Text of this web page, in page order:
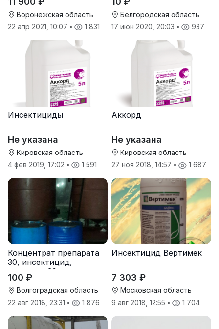
Воронежская область
22 апр 2021, 10:07 • 1 831
производителей
Белгородская область
17 июн 2020, 20:03 • 937
Инсектициды
Не указана
Кировская область
4 фев 2019, 17:02 • 1 591
Аккорд
Не указана
Кировская область
27 ноя 2018, 14:57 • 1 687
Концентрат препарата
30, инсектицид,
препарат 30+
100 ₽
Волгоградская область
22 авг 2018, 23:31 • 1 876
Инсектицид Вертимек
7 303 ₽
Московская область
9 авг 2018, 12:55 • 1 704